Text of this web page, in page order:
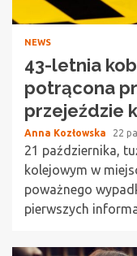
NEWS
43-letnia
potrącona
przejeździe
Anna Kozłowska 22
21 października,
kolejowym w
poważnego
pierwszych